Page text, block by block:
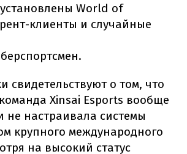
World of
клиенты и случайные
свидетельствуют о том, что
Xinsai Esports вообще
не настраивала системы
крупного международного
на высокий статус